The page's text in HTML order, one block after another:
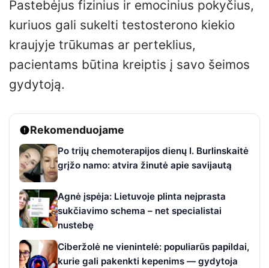
Pastebėjus fizinius ir emocinius pokyčius,
kuriuos gali sukelti testosterono kiekio
kraujyje trūkumas ar perteklius,
pacientams būtina kreiptis į savo šeimos
gydytoją.
Rekomenduojame
Po trijų chemoterapijos dienų I. Burlinskaitė
grįžo namo: atvira žinutė apie savijautą
Agnė įspėja: Lietuvoje plinta neįprasta
sukčiavimo schema – net specialistai
nustebę
Ciberžolė ne vienintelė: populiarūs papildai,
kurie gali pakenkti kepenims — gydytoja